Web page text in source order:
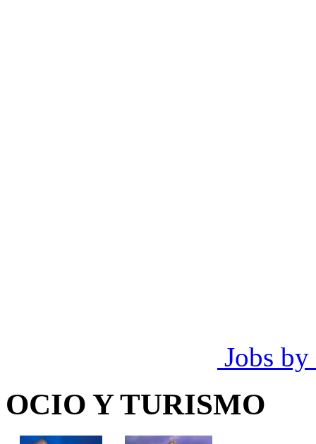
Jobs by
OCIO Y TURISMO